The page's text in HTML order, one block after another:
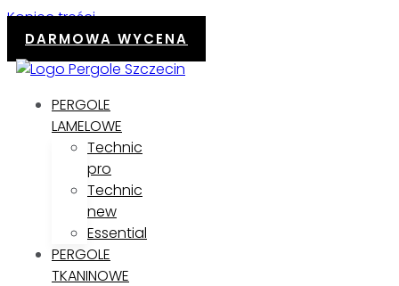
Koniec treści
DARMOWA WYCENA
PERGOLE
LAMELOWE
Technic
pro
Technic
new
Essential
PERGOLE
TKANINOWE